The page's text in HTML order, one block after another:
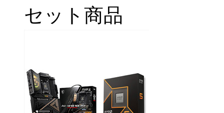
セット商品